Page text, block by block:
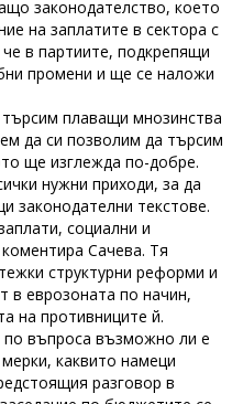
законодателство, което
на заплатите в сектора с
в партиите, подкрепящи
промени и ще се наложи
плаващи мнозинства
да си позволим да търсим
ще изглежда по-добре.
нужни приходи, за да
законодателни текстове.
социални и
Сачева. Тя
структурни реформи и
в еврозоната по начин,
на противниците й.
по въпроса възможно ли е
каквито намеци
разговор в